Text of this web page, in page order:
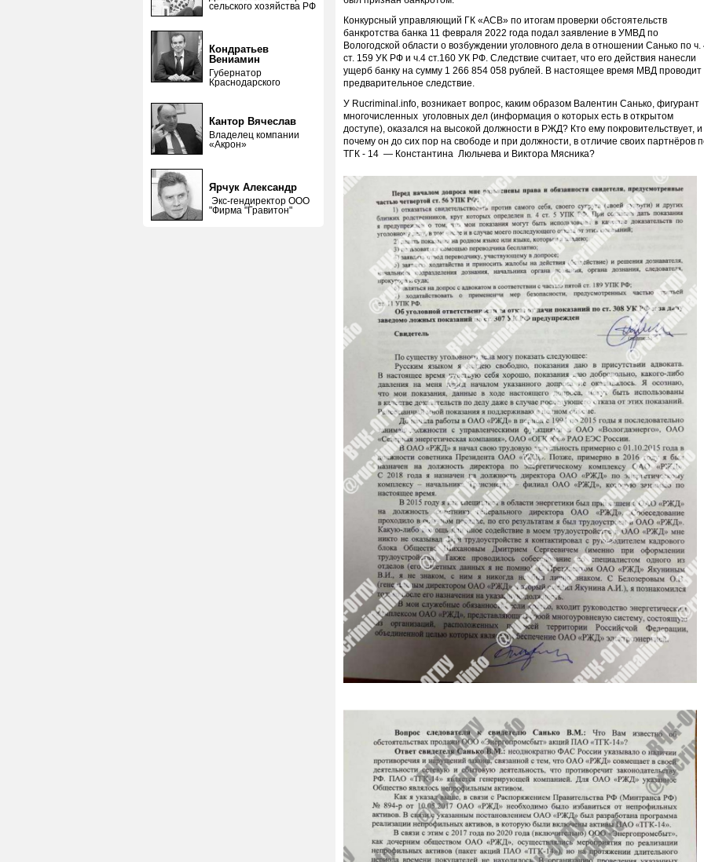
сельского хозяйства РФ
Кондратьев
Вениамин
Губернатор
Краснодарского
Кантор Вячеслав
Владелец компании
«Акрон»
Ярчук Александр
Экс-гендиректор ООО
"Фирма "Гравитон"
Конкурсный управляющий ГК «АСВ» по итогам проверки обстоятельств
банкротства банка 11 февраля 2022 года подал заявление в УМВД по
Вологодской области о возбуждении уголовного дела в отношении Санько по ч.
ст. 159 УК РФ и ч.4 ст.160 УК РФ. Следствие считает, что его действия нанесли
ущерб банку на сумму 1 266 854 058 рублей. В настоящее время МВД проводит
предварительное следствие.
У Rucriminal.info, возникает вопрос, каким образом Валентин Санько, фигурант
многочисленных уголовных дел (информация о которых есть в открытом
доступе), оказался на высокой должности в РЖД? Кто ему покровительствует, и
почему он до сих пор на свободе и при должности, в отличие своих партнёров
ТГК - 14 — Константина Люльчева и Виктора Мясника?